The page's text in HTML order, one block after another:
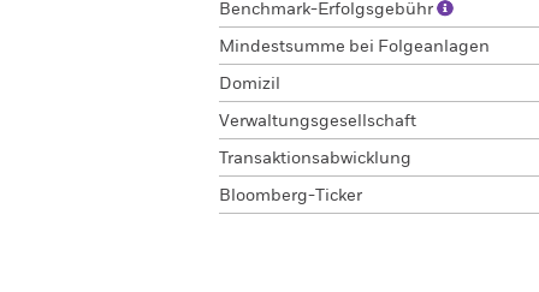
Benchmark-Erfolgsgebühr
Mindestsumme bei Folgeanlagen
Domizil
Verwaltungsgesellschaft
Transaktionsabwicklung
Bloomberg-Ticker